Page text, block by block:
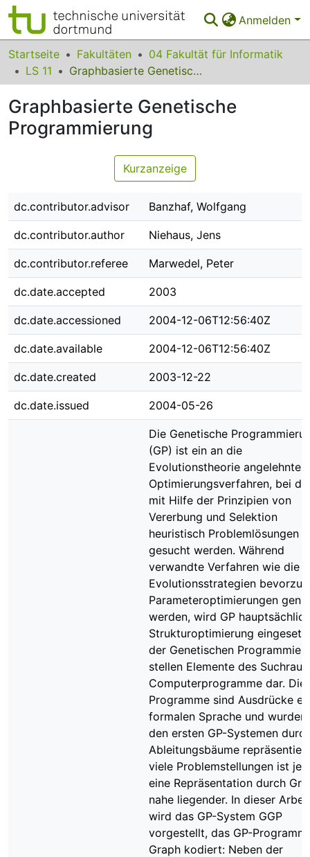
Anmelden
Bereiche & Sammlungen
Das gesamte Repositorium
Statistiken
FAQ
Startseite Fakultäten
04 Fakultät für Informatik
LS 11
Graphbasierte Genetische Programmierung
Graphbasierte Genetische
Programmierung
Kurzanzeige
dc.contributor.advisor Banzhaf, Wolfgang
dc.contributor.author Niehaus, Jens
dc.contributor.referee Marwedel, Peter
dc.date.accepted 2003
dc.date.accessioned 2004-12-06T12:56:40Z
dc.date.available 2004-12-06T12:56:40Z
dc.date.created 2003-12-22
dc.date.issued 2004-05-26
Die Genetische
(GP) ist ein an die
Evolutionstheorie angelehntes
Optimierungsverfahren, bei
mit Hilfe der Prinzipien von
Vererbung und Selektion
heuristisch Problemlösungen
gesucht werden. Während
verwandte Verfahren wie die
Evolutionsstrategien
Parameteroptimierungen
werden, wird GP
Strukturoptimierung
der Genetischen
stellen Elemente des
Computerprogramme dar.
Programme sind Ausdrücke
formalen Sprache und wurden
den ersten GP-Systemen
Ableitungsbäume
viele Problemstellungen ist
eine Repräsentation durch
nahe liegender. In dieser Arbeit
wird das GP-System GGP
vorgestellt, das GP-
Graph kodiert: Neben der